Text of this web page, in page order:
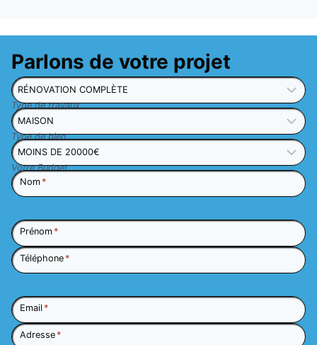
Parlons de votre projet
Type de travaux
Type de bien
Votre Budget
Nom *
Prénom *
Téléphone *
Email *
Adresse *